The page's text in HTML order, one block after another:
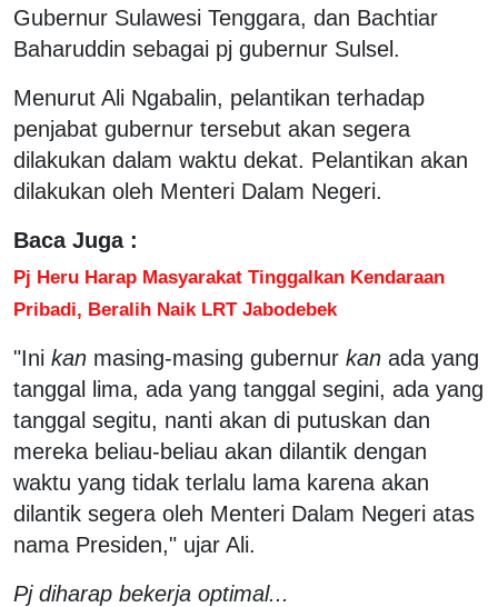
Gubernur Sulawesi Tenggara, dan Bachtiar
Baharuddin sebagai pj gubernur Sulsel.
Menurut Ali Ngabalin, pelantikan terhadap
penjabat gubernur tersebut akan segera
dilakukan dalam waktu dekat. Pelantikan akan
dilakukan oleh Menteri Dalam Negeri.
Baca Juga :
Pj Heru Harap Masyarakat Tinggalkan Kendaraan
Pribadi, Beralih Naik LRT Jabodebek
"Ini kan masing-masing gubernur kan ada yang
tanggal lima, ada yang tanggal segini, ada yang
tanggal segitu, nanti akan di putuskan dan
mereka beliau-beliau akan dilantik dengan
waktu yang tidak terlalu lama karena akan
dilantik segera oleh Menteri Dalam Negeri atas
nama Presiden," ujar Ali.
Pj diharap bekerja optimal...